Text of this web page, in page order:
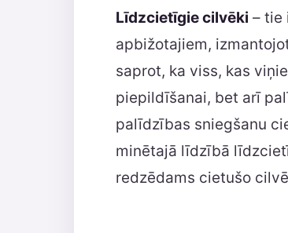
Līdzcietīgie cilvēki – tie
apbižotajiem,
saprot, ka viss, kas
piepildīšanai, bet arī
palīdzības sniegšanu
minētajā līdzībā
redzēdams cietušo